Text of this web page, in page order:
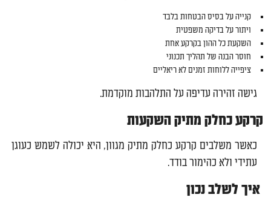
קנייה על בסיס הבטחות בלבד
ויתור על בדיקה משפטית
השקעת כל ההון בקרקע אחת
חוסר הבנה של תהליך תכנוני
ציפייה ללוחות זמנים לא ריאליים
גישה זהירה עדיפה על התלהבות מוקדמת.
קרקע כחלק מתיק השקעות
כאשר משלבים קרקע כחלק מתיק מגוון, היא יכולה לשמש כעוגן
עתידי ולא כהימור בודד.
איך לשלב נכון